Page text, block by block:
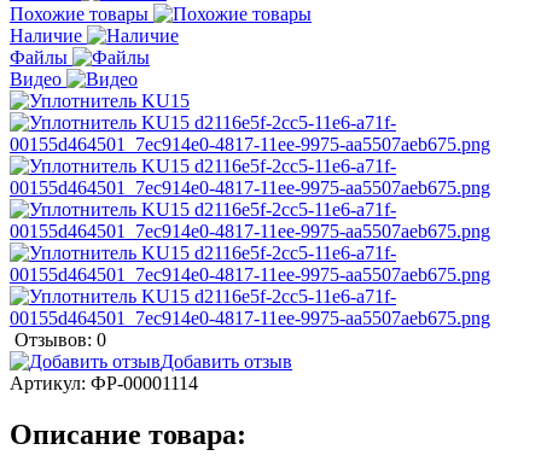
Похожие товары
Наличие
Файлы
Видео
Отзывов: 0
Добавить отзыв
Артикул: ФР-00001114
Описание товара: